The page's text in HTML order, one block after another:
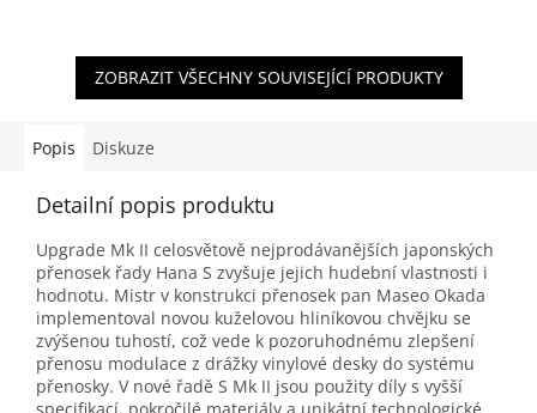
tvrzeného aluminia, magnet
Alnico, výstupní úroveň
0,4mV, kmitočtový rozsah
8Ω, hmotnost 8,6g. Barva
Shibata z přírodního
diamantu a 1/2″ uchycením.
Chvějka z tvrzeného
ZOBRAZIT VŠECHNY SOUVISEJÍCÍ PRODUKTY
Popis Diskuze
Detailní popis produktu
Upgrade Mk II celosvětově nejprodávanějších japonských
přenosek řady Hana S zvyšuje jejich hudební vlastnosti i
hodnotu. Mistr v konstrukci přenosek pan Maseo Okada
implementoval novou kuželovou hliníkovou chvějku se
zvýšenou tuhostí, což vede k pozoruhodnému zlepšení
přenosu modulace z drážky vinylové desky do systému
přenosky. V nové řadě S Mk II jsou použity díly s vyšší
specifikací, pokročilé materiály a unikátní technologické